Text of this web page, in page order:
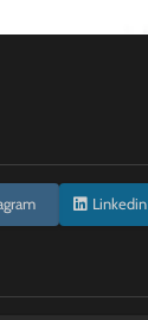
Linkedin